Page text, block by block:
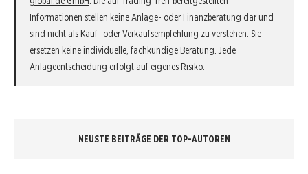
Informationen stellen keine Anlage- oder Finanzberatung dar und
sind nicht als Kauf- oder Verkaufsempfehlung zu verstehen. Sie
ersetzen keine individuelle, fachkundige Beratung. Jede
Anlageentscheidung erfolgt auf eigenes Risiko.
NEUSTE BEITRÄGE DER TOP-AUTOREN